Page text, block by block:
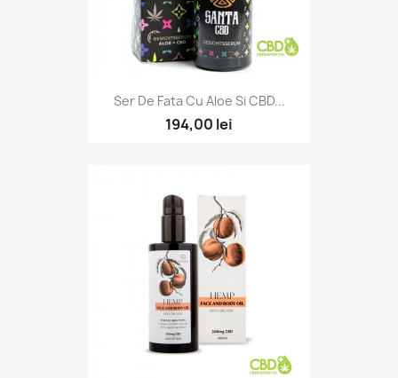
Ser De Fata Cu Aloe Si CBD...
194,00 lei